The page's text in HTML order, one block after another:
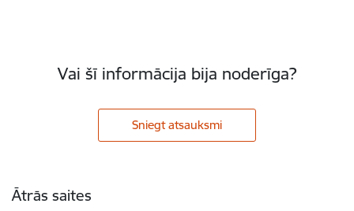
Vai šī informācija bija noderīga?
Sniegt atsauksmi
Ātrās saites